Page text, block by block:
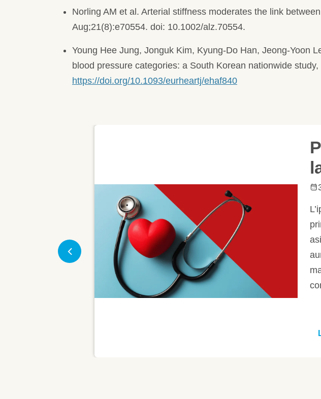
Norling AM et al. Arterial stiffness moderates the link
Aug;21(8):e70554. doi: 10.1002/alz.70554.
Young Hee Jung, Jonguk Kim, Kyung-Do Han, Jeong-Yoon
blood pressure categories: a South Korean nationwide
https://doi.org/10.1093/eurheartj/ehaf840
la
31/07/25
principali
malattie
come i reni,
Leggi di più
Previous